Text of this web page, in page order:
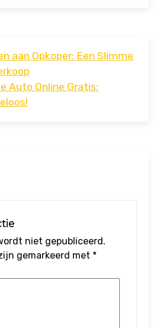
aan Opkoper: Een Slimme
Auto Online Gratis:
niet gepubliceerd.
gemarkeerd met *